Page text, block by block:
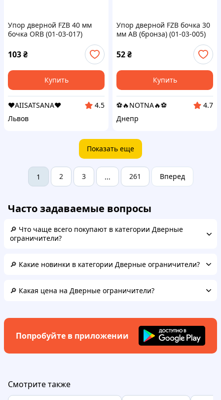
Упор дверной FZB 40 мм
бочка ORB (01-03-017)
103₴
Купить
❤️AIISATSANA❤️
4.5
Львов
Упор дверной FZB бочка 30
мм AB (бронза) (01-03-005)
52₴
Купить
⚽️🔥NOTNA🔥⚽️
4.7
Днепр
Показать еще
1 2 3 ... 261 Вперед
Часто задаваемые вопросы
🔎 Что чаще всего покупают в категории Дверные
ограничители?
🔎 Какие новинки в категории Дверные ограничители?
🔎 Какая цена на Дверные ограничители?
Попробуйте в приложении
Смотрите также